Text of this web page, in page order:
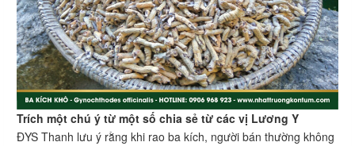
Trích một chú ý từ một số chia sẻ từ các vị Lương Y
ĐYS Thanh lưu ý rằng khi rao ba kích, người bán thường không